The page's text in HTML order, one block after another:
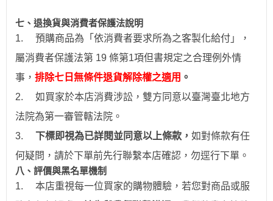
七、退換貨與消費者保護法說明
1.
預購商品為「依消費者要求所為之客製化給付」，
屬消費者保護法第 19 條第1項但書規定之合理例外情
事， 排除七日無條件退貨解除權之適用 。
2.
如買家於本店消費涉訟，雙方同意以臺灣臺北地方
法院為第一審管轄法院。
3.
下標即視為已詳閱並同意以上條款， 如對條款有任
何疑問，請於下單前先行聯繫本店確認，勿逕行下單。
八、評價與黑名單機制
1.
本店重視每一位買家的購物體驗，若您對商品或服